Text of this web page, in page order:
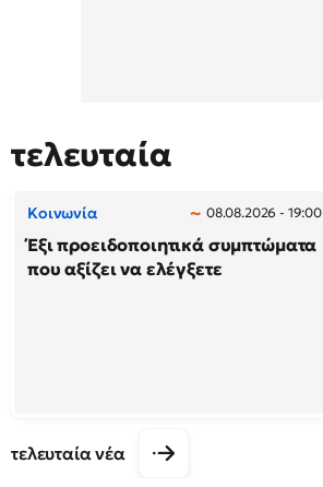
τελευταία
Κοινωνία 08.08.2026 - 19:00
Έξι προειδοποιητικά συμπτώματα
που αξίζει να ελέγξετε
τελευταία νέα